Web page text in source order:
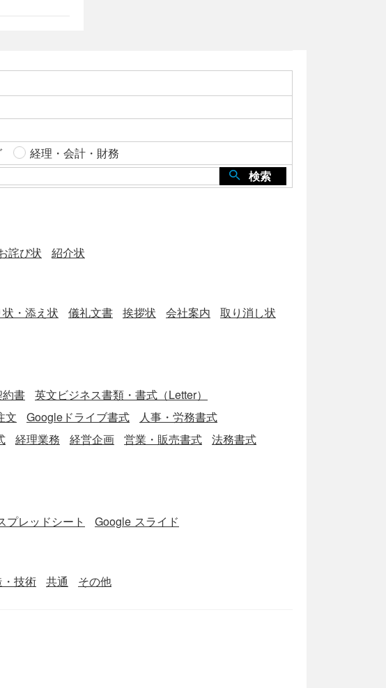
対策を発
＞ 顧客や
示すために
を記載し、
ます。 ■
顧客や関係
確に伝えま
の質問や意
カスタマイ
に対し、真
経理・会計・財務
検索
詫び状 紹介状
・添え状 儀礼文書 挨拶状 会社案内
取り消し状
約書
英文ビジネス書類・書式（Letter）
文 Googleドライブ書式
人事・労務書式
経理業務 経営企画 営業・販売書式
法務書式
プレッドシート Google スライド
技術 共通 その他